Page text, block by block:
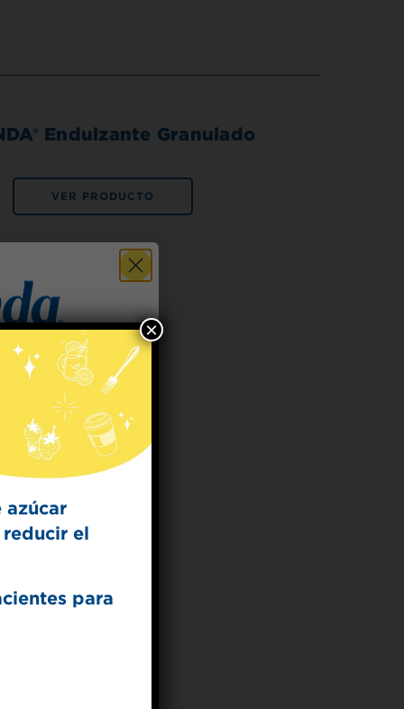
Endulzante Granulado
VER PRODUCTO
el
para
×
for
Dish